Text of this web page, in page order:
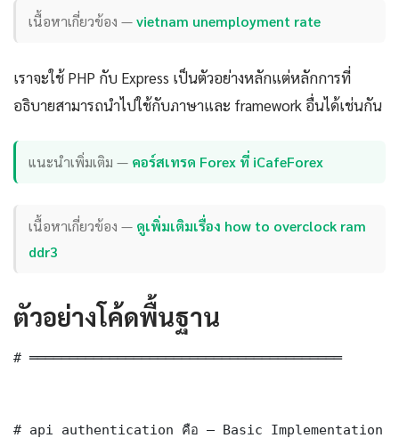
เนื้อหาเกี่ยวข้อง —vietnam unemployment rate
เราจะใช้ PHP กับ Express เป็นตัวอย่างหลักแต่หลักการที่
อธิบายสามารถนำไปใช้กับภาษาและ framework อื่นได้เช่นกัน
แนะนำเพิ่มเติม — คอร์สเทรด Forex ที่ iCafeForex
เนื้อหาเกี่ยวข้อง — ดูเพิ่มเติมเรื่อง how to overclock ram
ddr3
ตัวอย่างโค้ดพื้นฐาน
# ═══════════════════════════════════════
# api authentication คือ — Basic Implementation